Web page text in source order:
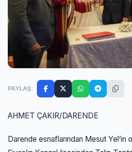
PAYLAŞ:
AHMET ÇAKIR/DARENDE
Darende esnaflarından Mesut Yel’in